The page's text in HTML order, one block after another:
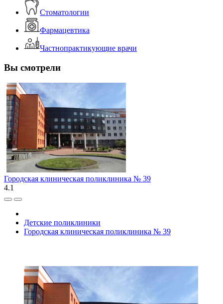
Стоматологии
Фармацевтика
Частнопрактикующие врачи
Вы смотрели
Городская клиническая поликлиника № 39
4.1
Детские поликлиники
Городская клиническая поликлиника № 39